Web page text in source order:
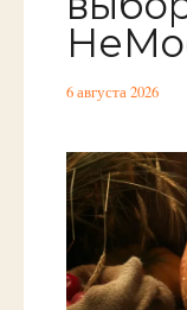
6 августа 2026